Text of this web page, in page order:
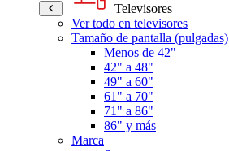
Televisores
Ver todo en televisores
Tamaño de pantalla (pulgadas)
Menos de 42"
42" a 48"
49" a 60"
61" a 70"
71" a 86"
86" y más
Marca